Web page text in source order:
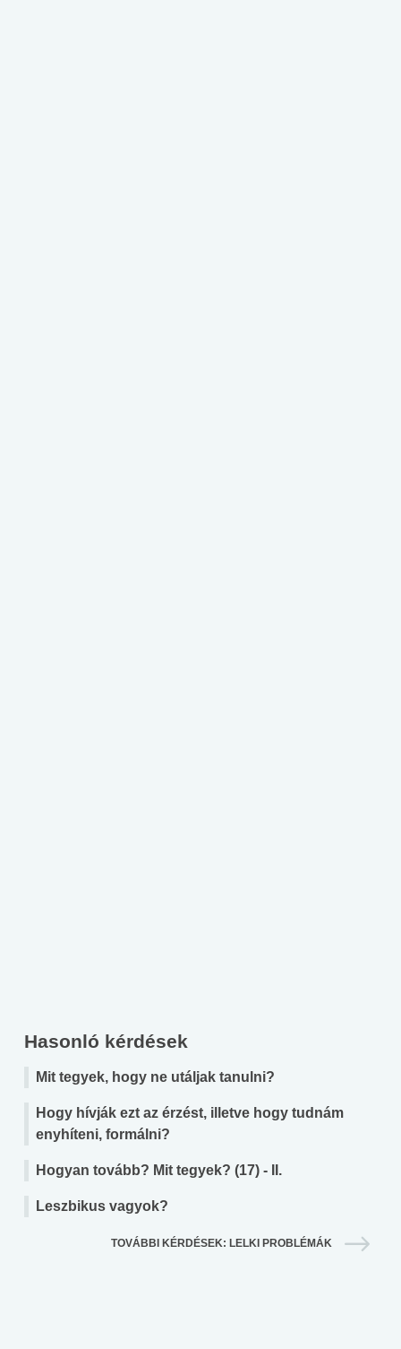
Hasonló kérdések
Mit tegyek, hogy ne utáljak tanulni?
Hogy hívják ezt az érzést, illetve hogy tudnám
enyhíteni, formálni?
Hogyan tovább? Mit tegyek? (17) - II.
Leszbikus vagyok?
TOVÁBBI KÉRDÉSEK: LELKI PROBLÉMÁK